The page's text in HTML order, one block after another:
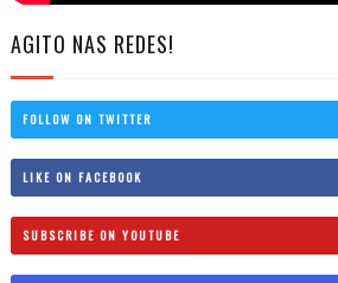
AGITO NAS REDES!
FOLLOW ON TWITTER
LIKE ON FACEBOOK
SUBSCRIBE ON YOUTUBE